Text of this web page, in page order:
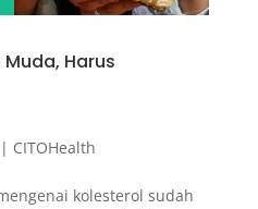
Harus
CITOHealth
kolesterol sudah